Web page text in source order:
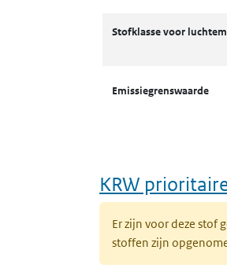
Stofklasse voor
Emissiegrenswaarde
KRW
Er zijn voor deze stof
stoffen zijn